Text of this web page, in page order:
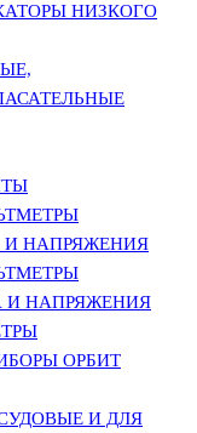
НИЗКОГО
И НАПРЯЖЕНИЯ
И НАПРЯЖЕНИЯ
ОРБИТ
И ДЛЯ